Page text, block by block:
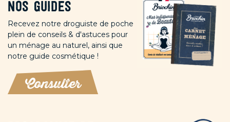
Nos guides
Recevez notre droguiste de poche
plein de conseils & d'astuces pour
un ménage au naturel, ainsi que
notre guide cosmétique !
Consulter